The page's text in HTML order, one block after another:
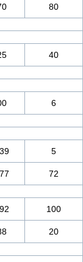
80
40
6
5
72
100
20